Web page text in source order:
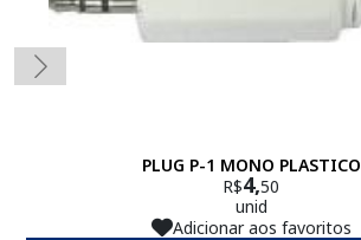
PLUG P-1 MONO PLASTICO
R$4,50
unid
Adicionar aos favoritos